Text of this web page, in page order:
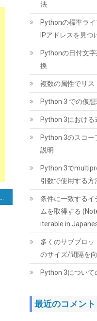
UGREEN 2.5 インチ
6TB容量 USB3.0
ケース | USB A-
自動スリープ/UASP
要/コンパクト/
PS4Pro/PS3対応
(
Seagate IronWolf 内
ST4000VN006/EC
(545160)
04:03 GMT +09:00 時点 -
法
Pythonの標準ラ
IPアドレスを見つ
Pythonの日付文
換
複数の属性でリ
Python 3 での仮
Python 3における
Python 3のスコ
説明
Python 3で
引数で使用する方
条件に一致するイ
ムを取得する
iterable in
多くのサブプロッ
のサイズ/間隔を
Python 3について
最近のコメント